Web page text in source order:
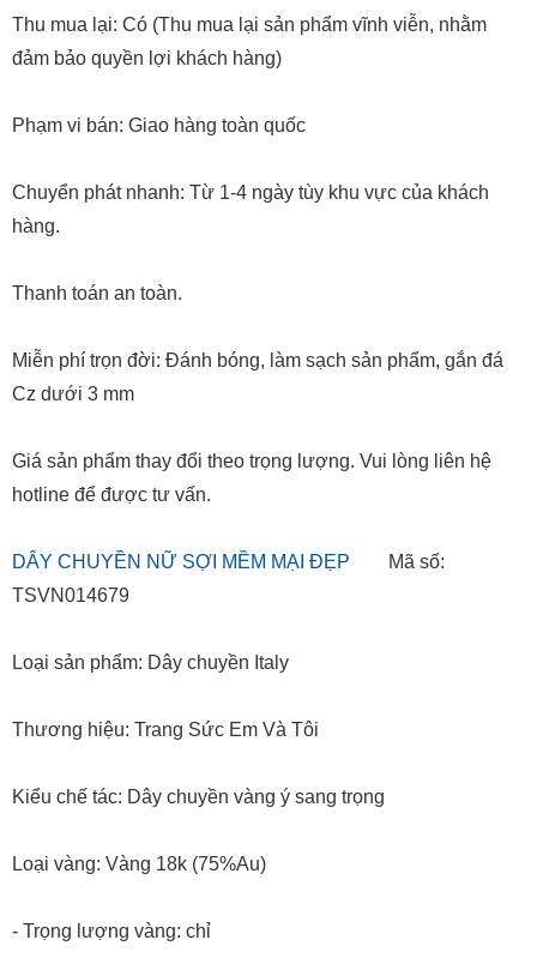
Thu mua lại: Có (Thu mua lại sản phẩm vĩnh viễn, nhằm
đảm bảo quyền lợi khách hàng)
Phạm vi bán: Giao hàng toàn quốc
Chuyển phát nhanh: Từ 1-4 ngày tùy khu vực của khách
hàng.
Thanh toán an toàn.
Miễn phí trọn đời: Đánh bóng, làm sạch sản phẩm, gắn đá
Cz dưới 3 mm
Giá sản phẩm thay đổi theo trọng lượng. Vui lòng liên hệ
hotline để được tư vấn.
DÂY CHUYỀN NỮ SỢI MỀM MẠI ĐẸP Mã số:
TSVN014679
Loại sản phẩm: Dây chuyền Italy
Thương hiệu: Trang Sức Em Và Tôi
Kiểu chế tác: Dây chuyền vàng ý sang trọng
Loại vàng: Vàng 18k (75%Au)
- Trọng lượng vàng: chỉ